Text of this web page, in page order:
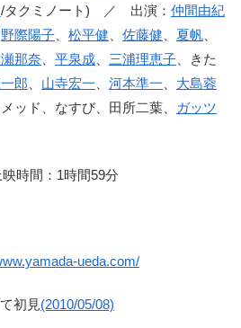
/タクミノート) ／ 出演： 仲間由紀
野際陽子 松平健 佐藤健 夏帆
瀬那奈 平泉成 三浦理恵子 、きた
郎 山寺宏一 河本準一
大島蓉
ッド、なすび、田所二葉、
ガッツ
時間：1時間59分
ueda.com/
初見(2010/05/08)